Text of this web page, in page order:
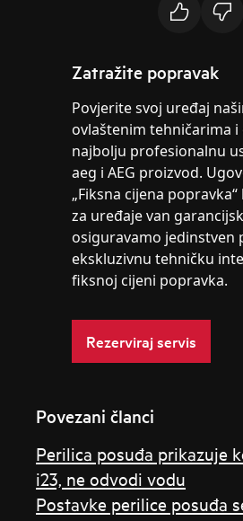
Zatražite popravak
Povjerite svoj uređaj
ovlaštenim tehničarima
najbolju profesionalnu
aeg i AEG proizvod.
„Fiksna cijena
za uređaje van
osiguravamo jedinstven
ekskluzivnu tehničku
fiksnoj cijeni popravka.
Rezerviraj servis
Povezani članci
Perilica posuđa prikazuje
i23, ne odvodi vodu
Postavke perilice posuđa